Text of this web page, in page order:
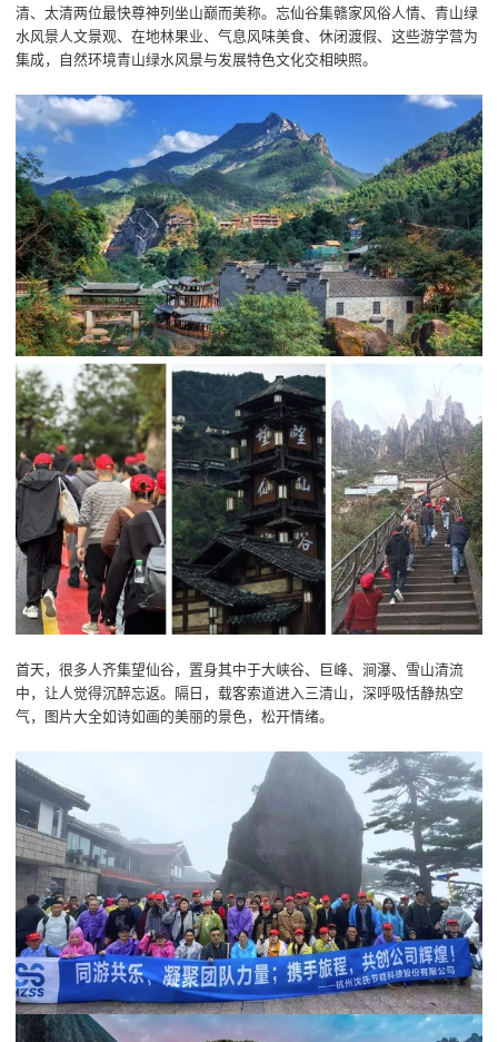
清、太清两位最快尊神列坐山巅而美称。忘仙谷集赣家风俗人情、青山绿
水风景人文景观、在地林果业、气息风味美食、休闭渡假、这些游学营为
集成，自然环境青山绿水风景与发展特色文化交相映照。
首天，很多人齐集望仙谷，置身其中于大峡谷、巨峰、涧瀑、雪山清流
中，让人觉得沉醉忘返。隔日，载客索道进入三清山，深呼吸恬静热空
气，图片大全如诗如画的美丽的景色，松开情绪。